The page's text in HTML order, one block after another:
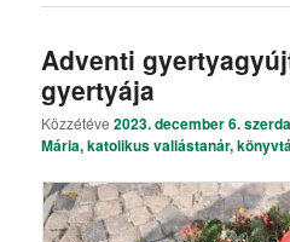
Adventi
gyertyája
Közzétéve2023. december 6. szerda
Mária, katolikus vallástanár,